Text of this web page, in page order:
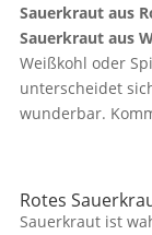
Sauerkraut aus
Sauerkraut aus
Weißkohl oder
unterscheidet
wunderbar.
Rotes
Sauerkraut ist